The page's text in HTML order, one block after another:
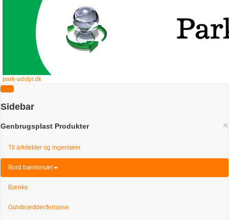
park-udstyr.dk
Sidebar
×
Genbrugsplast Produkter
Til arkitekter og ingeniører
Bord bænkesæt
Bænke
Gulvbrædder/terrasse